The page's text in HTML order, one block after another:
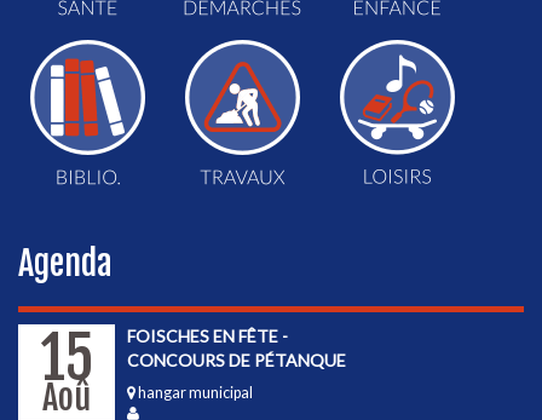
Agenda
15
Aoû
FOISCHES EN FÊTE -
CONCOURS DE PÉTANQUE
hangar municipal